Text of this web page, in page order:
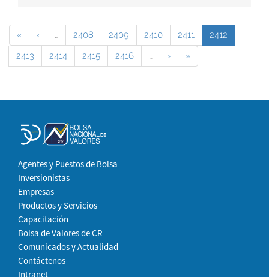
« ‹ … 2408 2409 2410 2411
2412
2413
2414 2415 2416 … › »
Agentes y Puestos de Bolsa
Inversionistas
Empresas
Productos y Servicios
Capacitación
Bolsa de Valores de CR
Comunicados y Actualidad
Contáctenos
Intranet